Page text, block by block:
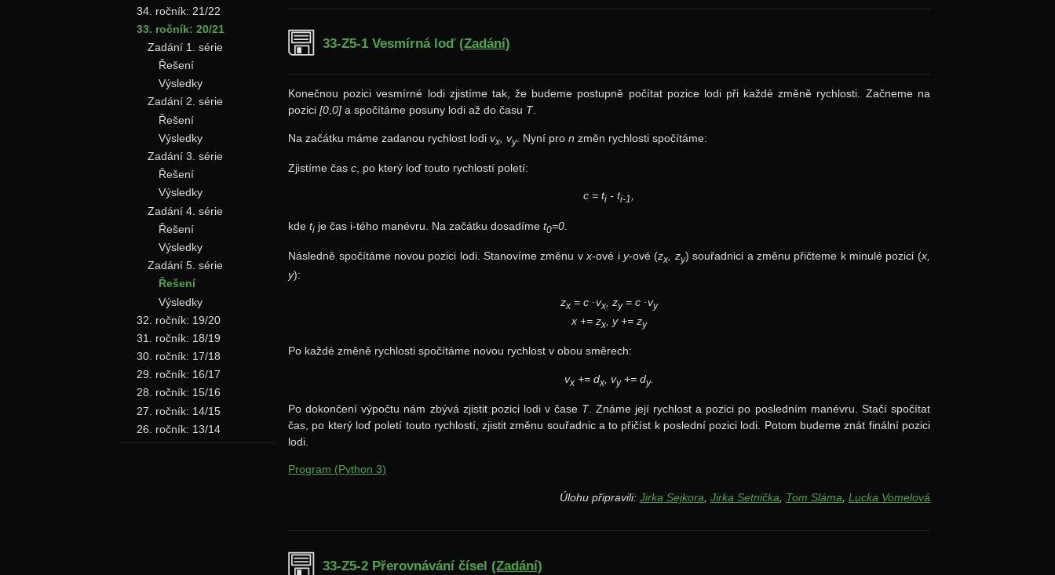
33-Z5-1 Vesmírná loď (Zadání)
Konečnou pozici vesmírné lodi zjistíme tak, že budeme postupně počítat pozice lodi při každé změně rychlosti. Začneme na
pozici[0,0] a spočítáme posuny lodi až do času T.
Na začátku máme zadanou rychlost lodivx , vy. Nyní pron změn rychlosti spočítáme:
Zjistíme časc , po který loď touto rychlostí poletí:
c = ti - ti-1,
kdeti je čas i-tého manévru. Na začátku dosadímet0=0
Následně spočítáme novou pozici lodi. Stanovíme změnu vx-ové i y-ové (zx , zy) souřadnici a změnu přičteme k minulé pozici (x,
y):
zx= c ·vx, zy= c ·vy
x += zx, y += zy
Po každé změně rychlosti spočítáme novou rychlost v obou směrech:
vx+= dx, vy+= dy.
Po dokončení výpočtu nám zbývá zjistit pozici lodi v čase T. Známe její rychlost a pozici po posledním manévru. Stačí spočítat
čas, po který loď poletí touto rychlostí, zjistit změnu souřadnic a to přičíst k poslední pozici lodi. Potom budeme znát finální pozici
lodi.
Program (Python 3)
Úlohu připravili: Jirka Sejkora Jirka Setnička Tom Sláma Lucka Vomelová
33-Z5-2 Přerovnávání čísel (Zadání)
34. ročník: 21/22
33. ročník: 20/21
Zadání 1. série
Řešení
Výsledky
Zadání 2. série
Řešení
Výsledky
Zadání 3. série
Řešení
Výsledky
Zadání 4. série
Řešení
Výsledky
Zadání 5. série
Řešení
Výsledky
32. ročník: 19/20
31. ročník: 18/19
30. ročník: 17/18
29. ročník: 16/17
28. ročník: 15/16
27. ročník: 14/15
26. ročník: 13/14